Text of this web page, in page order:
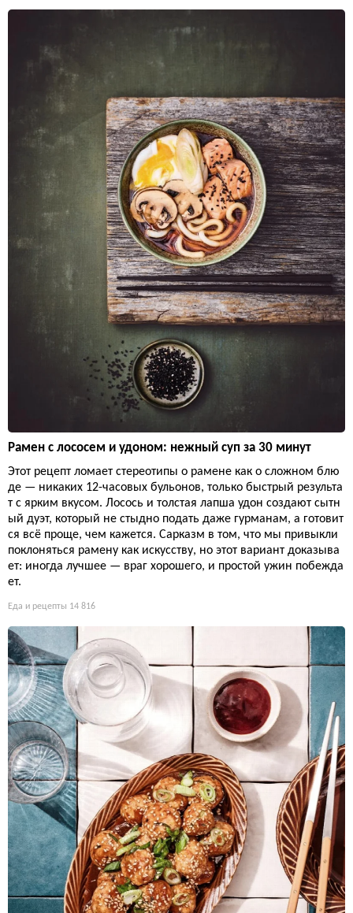
Рамен с лососем и удоном: нежный суп за 30 минут
Этот рецепт ломает стереотипы о рамене как о сложном блю
де — никаких 12-часовых бульонов, только быстрый результа
т с ярким вкусом. Лосось и толстая лапша удон создают сытн
ый дуэт, который не стыдно подать даже гурманам, а готовит
ся всё проще, чем кажется. Сарказм в том, что мы привыкли
поклоняться рамену как искусству, но этот вариант доказыва
ет: иногда лучшее — враг хорошего, и простой ужин побежда
ет.
Еда и рецепты 14 816